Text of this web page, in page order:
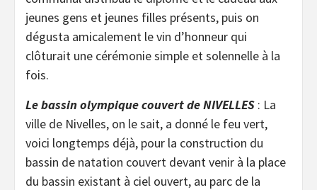
jeunes gens et jeunes filles présents, puis on
dégusta amicalement le vin d’honneur qui
clôturait une cérémonie simple et solennelle à la
fois.
Le bassin olympique couvert de NIVELLES : La
ville de Nivelles, on le sait, a donné le feu vert,
voici longtemps déjà, pour la construction du
bassin de natation couvert devant venir à la place
du bassin existant à ciel ouvert, au parc de la